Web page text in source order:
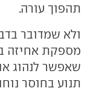
תהפוך עורה.
מספקת אחיזה
שאפשר לנהוג
תנוע בחוסר